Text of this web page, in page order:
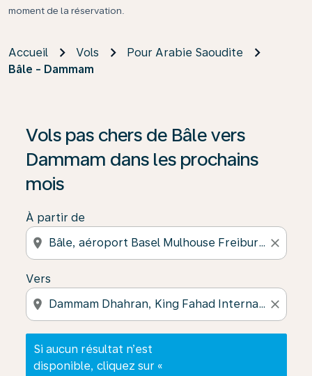
moment de la réservation.
Accueil Vols
Pour Arabie Saoudite
Bâle - Dammam
Vols pas chers de Bâle vers
Dammam dans les prochains
mois
À partir de
location_on close
Vers
location_on close
Si aucun résultat n’est
disponible, cliquez sur «
Si aucun résultat n’est disponible, cliquez sur «